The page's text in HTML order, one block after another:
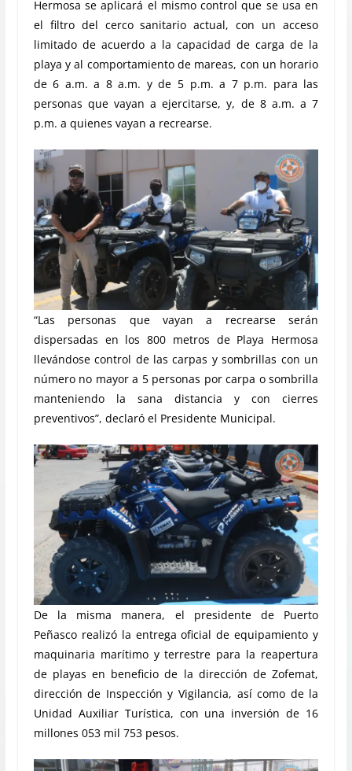
Hermosa se aplicará el mismo control que se usa en
el filtro del cerco sanitario actual, con un acceso
limitado de acuerdo a la capacidad de carga de la
playa y al comportamiento de mareas, con un horario
de 6 a.m. a 8 a.m. y de 5 p.m. a 7 p.m. para las
personas que vayan a ejercitarse, y, de 8 a.m. a 7
p.m. a quienes vayan a recrearse.
“Las personas que vayan a recrearse serán
dispersadas en los 800 metros de Playa Hermosa
llevándose control de las carpas y sombrillas con un
número no mayor a 5 personas por carpa o sombrilla
manteniendo la sana distancia y con cierres
preventivos”, declaró el Presidente Municipal.
De la misma manera, el presidente de Puerto
Peñasco realizó la entrega oficial de equipamiento y
maquinaria marítimo y terrestre para la reapertura
de playas en beneficio de la dirección de Zofemat,
dirección de Inspección y Vigilancia, así como de la
Unidad Auxiliar Turística, con una inversión de 16
millones 053 mil 753 pesos.